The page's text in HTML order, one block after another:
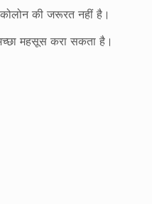
की जरूरत नहीं है।
महसूस करा सकता है।